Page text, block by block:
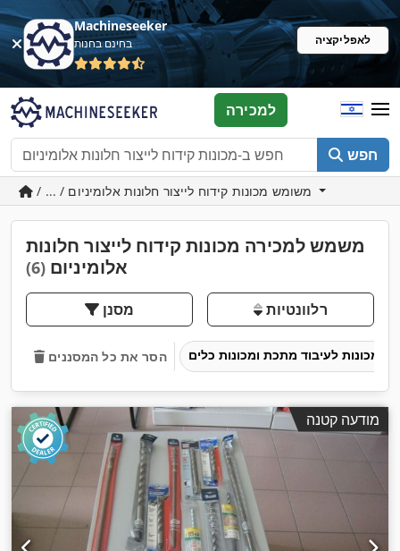
Machineseeker
בחינם בחנות לאפליקציה
חפש
למכירה
משמש למכירה מכונות קידוח לייצור חלונות
אלומיניום (6)
מסנן רלוונטיות
הסר את כל המסננים
מודעה קטנה